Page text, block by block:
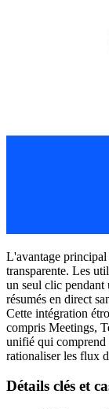
L'avantage
transparente. Les
un seul clic pendant
résumés en direct
Cette intégration
compris Meetings,
unifié qui comprend
rationaliser les flux
Détails clés et